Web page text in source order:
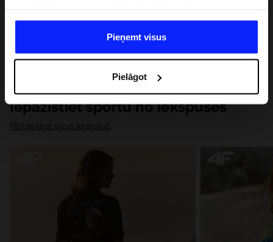
datiem, ko viņi iegūst, izmantojot viņu pakalpojumus. Ar
Jūsu atļauju, mēs varam pārsūtīt Jūsu personas datus
saviem partneriem, lai uzlabotu veidu, kadā tiek rādīta
saturu un uzlabotu mūsu partneru piedāvātos risinajumus
( piem. socialos tīklus). Detalizētu informāciju var atrast
mūsu Privātuma politikā un sadaļā "Detaļas".
Pieņemt visus
Pielāgot
Iepazīstiet sportu no iekšpuses
Pārbaudiet visus ierakstus